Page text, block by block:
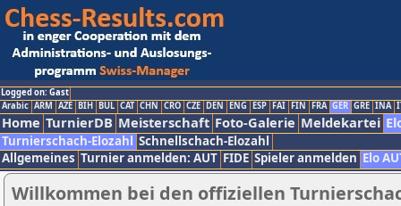
Logged on: Gast
Arabic ARM AZE BIH BUL CAT CHN CRO CZE DEN ENG ESP FAI FIN FRA GER GRE INA
Home TurnierDB Meisterschaft Foto-Galerie Meldekartei
Turnierschach-Elozahl Schnellschach-Elozahl
Allgemeines Turnier anmelden: AUT FIDE Spieler anmelden Elo
Willkommen bei den offiziellen